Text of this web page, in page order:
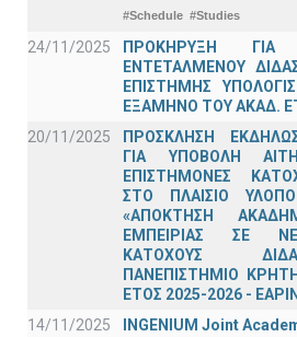
#Schedule #Studies
24/11/2025
ΠΡΟΚΗΡΥΞΗ
ΕΝΤΕΤΑΛΜΕΝΟΥ
ΕΠΙΣΤΗΜΗΣ
ΕΞΑΜΗΝΟ ΤΟΥ ΑΚΑΔ.
20/11/2025
ΠΡΟΣΚΛΗΣΗ
ΓΙΑ ΥΠΟΒΟΛΗ
ΕΠΙΣΤΗΜΟΝΕΣ
ΣΤΟ ΠΛΑΙΣΙΟ
«ΑΠΟΚΤΗΣΗ
ΕΜΠΕΙΡΙΑΣ ΣΕ
ΚΑΤΟΧΟΥΣ
ΠΑΝΕΠΙΣΤΗΜΙΟ
ΕΤΟΣ 2025-2026 -
14/11/2025
INGENIUM Joint